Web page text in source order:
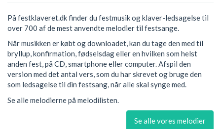
På festklaveret.dk finder du festmusik og klaver-ledsagelse til
over 700 af de mest anvendte melodier til festsange.
Når musikken er købt og downloadet, kan du tage den med til
bryllup, konfirmation, fødselsdag eller en hvilken som helst
anden fest, på CD, smartphone eller computer. Afspil den
version med det antal vers, som du har skrevet og bruge den
som ledsagelse til din festsang, når alle skal synge med.
Se alle melodierne på melodilisten.
Se alle vores melodier